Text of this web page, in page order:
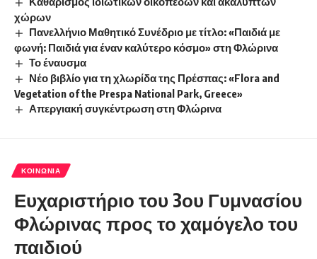
χώρων
Πανελλήνιο Μαθητικό Συνέδριο με τίτλο: «Παιδιά με
φωνή: Παιδιά για έναν καλύτερο κόσμο» στη Φλώρινα
Το έναυσμα
Νέο βιβλίο για τη χλωρίδα της Πρέσπας: «Flora and
Vegetation of the Prespa National Park, Greece»
Απεργιακή συγκέντρωση στη Φλώρινα
ΚΟΙΝΩΝΊΑ
Ευχαριστήριο του 3ου Γυμνασίου
Φλώρινας προς το χαμόγελο του
παιδιού